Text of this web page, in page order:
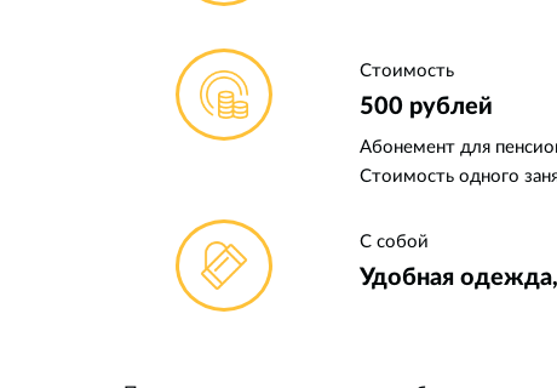
Стоимость
500 рублей
Абонемент для
Стоимость одного
С собой
Удобная